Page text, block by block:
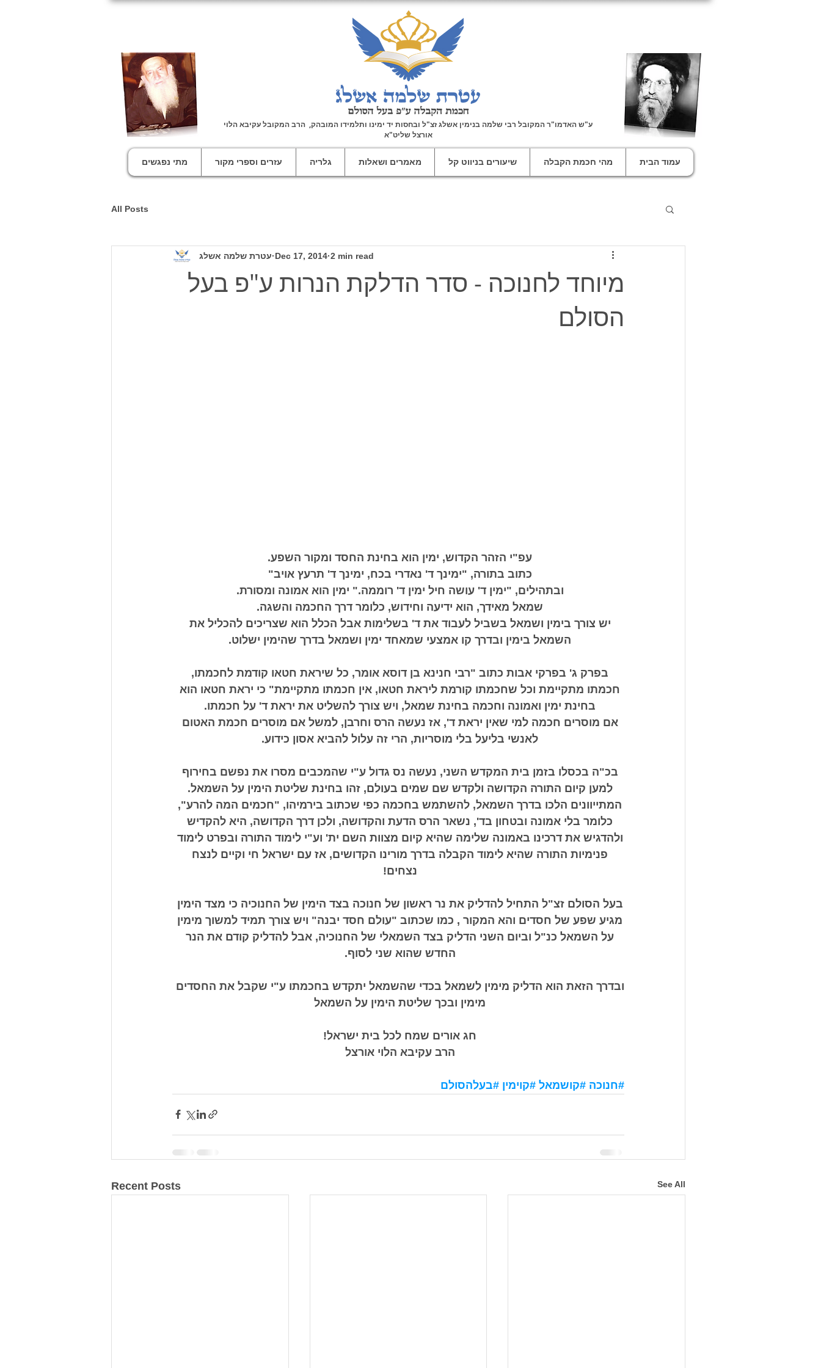
ע"ש האדמו"ר המקובל רבי שלמה בנימין אשלג זצ"ל ובחסות יד ימינו ותלמידו המובהק, הרב המקובל עקיבא הלוי
אורצל שליט"א
מתי נפגשים עזרים וספרי מקור גלריה מאמרים ושאלות שיעורים בניווט קל מהי חכמת הקבלה עמוד הבית
All Posts
מיוחד לחנוכה - סדר הדלקת הנרות ע"פ בעל
הסולם
עטרת שלמה אשלג Dec 17, 2014 2 min read
עפ"י הזהר הקדוש, ימין הוא בחינת החסד ומקור השפע.
כתוב בתורה, "ימינך ד' נאדרי בכח, ימינך ד' תרעץ אויב"
ובתהילים, "ימין ד' עושה חיל ימין ד' רוממה." ימין הוא אמונה ומסורת.
שמאל מאידך, הוא ידיעה וחידוש, כלומר דרך החכמה והשגה.
יש צורך בימין ושמאל בשביל לעבוד את ד' בשלימות אבל הכלל הוא שצריכים להכליל את
השמאל בימין ובדרך קו אמצעי שמאחד ימין ושמאל בדרך שהימין ישלוט.
בפרק ג' בפרקי אבות כתוב "רבי חנינא בן דוסא אומר, כל שיראת חטאו קודמת לחכמתו,
חכמתו מתקיימת וכל שחכמתו קורמת ליראת חטאו, אין חכמתו מתקיימת" כי יראת חטאו הוא
בחינת ימין ואמונה וחכמה בחינת שמאל, ויש צורך להשליט את יראת ד' על חכמתו.
אם מוסרים חכמה למי שאין יראת ד', אז נעשה הרס וחרבן, למשל אם מוסרים חכמת האטום
לאנשי בליעל בלי מוסריות, הרי זה עלול להביא אסון כידוע.
בכ"ה בכסלו בזמן בית המקדש השני, נעשה נס גדול ע"י שהמכבים מסרו את נפשם בחירוף
למען קיום התורה הקדושה ולקדש שם שמים בעולם, זהו בחינת שליטת הימין על השמאל.
המתייוונים הלכו בדרך השמאל, להשתמש בחכמה כפי שכתוב בירמיהו, "חכמים המה להרע",
כלומר בלי אמונה ובטחון בד', נשאר הרס הדעת והקדושה, ולכן דרך הקדושה, היא להקדיש
ולהדגיש את דרכינו באמונה שלימה שהיא קיום מצוות השם ית' וע"י לימוד התורה ובפרט לימוד
פנימיות התורה שהיא לימוד הקבלה בדרך מורינו הקדושים, אז עם ישראל חי וקיים לנצח
נצחים!
בעל הסולם זצ"ל התחיל להדליק את נר ראשון של חנוכה בצד הימין של החנוכיה כי מצד הימין
מגיע שפע של חסדים והא המקור , כמו שכתוב "עולם חסד יבנה" ויש צורך תמיד למשוך מימין
על השמאל כנ"ל וביום השני הדליק בצד השמאלי של החנוכיה, אבל להדליק קודם את הנר
החדש שהוא שני לסוף.
ובדרך הזאת הוא הדליק מימין לשמאל בכדי שהשמאל יתקדש בחכמתו ע"י שקבל את החסדים
מימין ובכך שליטת הימין על השמאל
חג אורים שמח לכל בית ישראל!
הרב עקיבא הלוי אורצל
#חנוכה #קושמאל #קוימין #בעלהסולם
Recent Posts See All